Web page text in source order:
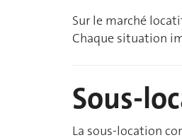
Sur le marché
Chaque situation
Sous-
La sous-location